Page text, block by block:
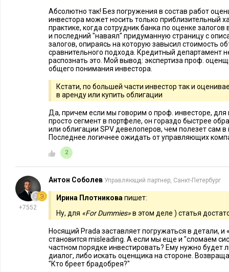
Также читайте:
РЫНОК ТРУДА 6969 9
Профессия оценщик: как
оставаться востребованным
специалистом в эпоху ИИ
ИНВЕСТИЦИИ
Как
аренде: 3
Абсолютно так! Без погружения в состав работ
инвестора может носить только приблизительный
практике, когда сотрудник банка по оценке
и последний "наваял" придуманную страницу с
залогов, опираясь на которую завысил стоимость
сравнительного подхода. Кредитный департамент
распознать это. Мой вывод: экспертиза проф.
общего понимания инвестора.
Кстати, по большей части инвестор так и
в аренду или купить облигации
Да, причем если мы говорим о проф. инвесторе,
просто сегмент в портфеле, он гораздо быстрее
или облигации SPV девелоперов, чем полезет сам в
Последнее логичнее ожидать от управляющих
2
+7552
Антон Соболев Управляющий партнер, Санкт-Петербург
Ирина Плотникова пишет:
Ну, для «For Dummies»в этом деле ) статья
Носящий Prada заставляет погружаться в детали, и
становится misleading. А если мы еще и "сломаем
частном порядке инвестировать? Ему нужно будет
диалог, либо искать оценщика на стороне.
"Кто бреет брадобрея?"